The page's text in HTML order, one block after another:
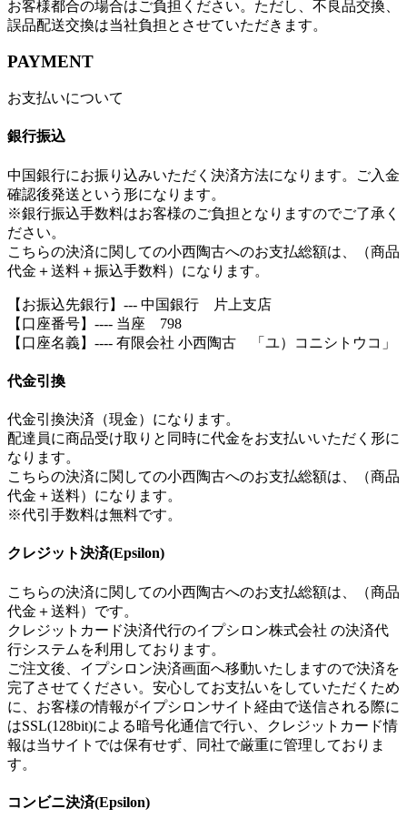
お客様都合の場合はご負担ください。ただし、不良品交換、
誤品配送交換は当社負担とさせていただきます。
PAYMENT
お支払いについて
銀行振込
中国銀行にお振り込みいただく決済方法になります。ご入金
確認後発送という形になります。
※銀行振込手数料はお客様のご負担となりますのでご了承く
ださい。
こちらの決済に関しての小西陶古へのお支払総額は、（商品
代金＋送料＋振込手数料）になります。
【お振込先銀行】--- 中国銀行 片上支店
【口座番号】---- 当座 798
【口座名義】---- 有限会社 小西陶古 「ユ）コニシトウコ」
代金引換
代金引換決済（現金）になります。
配達員に商品受け取りと同時に代金をお支払いいただく形に
なります。
こちらの決済に関しての小西陶古へのお支払総額は、（商品
代金＋送料）になります。
※代引手数料は無料です。
クレジット決済(Epsilon)
こちらの決済に関しての小西陶古へのお支払総額は、（商品
代金＋送料）です。
クレジットカード決済代行のイプシロン株式会社 の決済代
行システムを利用しております。
ご注文後、イプシロン決済画面へ移動いたしますので決済を
完了させてください。安心してお支払いをしていただくため
に、お客様の情報がイプシロンサイト経由で送信される際に
はSSL(128bit)による暗号化通信で行い、クレジットカード情
報は当サイトでは保有せず、同社で厳重に管理しておりま
す。
コンビニ決済(Epsilon)